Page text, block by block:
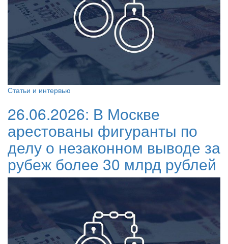
Статьи и интервью
26.06.2026: В Москве
арестованы фигуранты по
делу о незаконном выводе за
рубеж более 30 млрд рублей